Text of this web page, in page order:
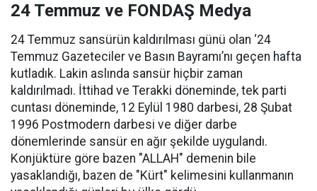
24 Temmuz ve FONDAŞ Medya
24 Temmuz sansürün kaldırılması günü olan ‘24
Temmuz Gazeteciler ve Basın Bayramı’nı geçen hafta
kutladık. Lakin aslında sansür hiçbir zaman
kaldırılmadı. İttihad ve Terakki döneminde, tek parti
cuntası döneminde, 12 Eylül 1980 darbesi, 28 Şubat
1996 Postmodern darbesi ve diğer darbe
dönemlerinde sansür en ağır şekilde uygulandı.
Konjüktüre göre bazen "ALLAH" demenin bile
yasaklandığı, bazen de "Kürt" kelimesini kullanmanın